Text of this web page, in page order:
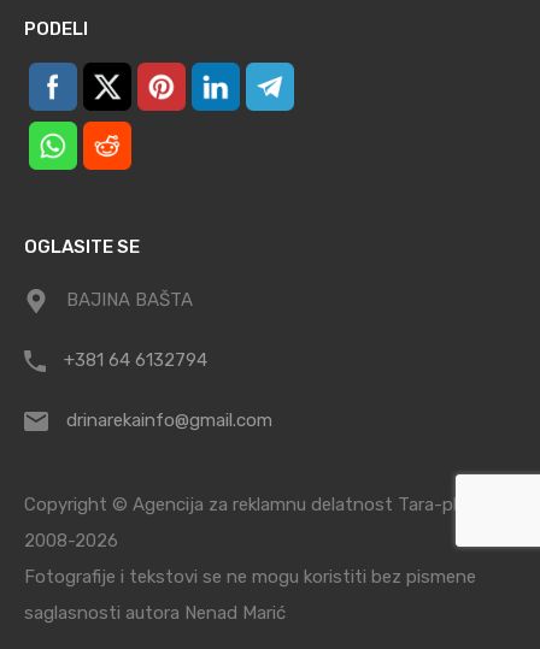
PODELI
OGLASITE SE
BAJINA BAŠTA
+381 64 6132794
drinarekainfo@gmail.com
Copyright © Agencija za reklamnu delatnost Tara-planina /
2008-2026
Fotografije i tekstovi se ne mogu koristiti bez pismene
saglasnosti autora Nenad Marić